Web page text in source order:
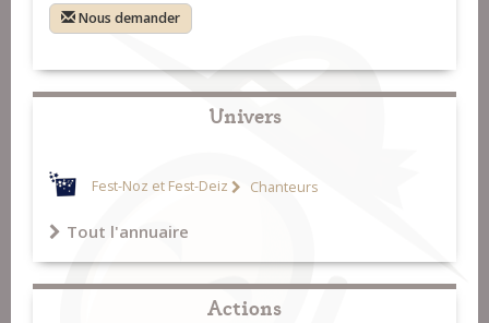
Nous demander
Univers
Fest-Noz et Fest-Deiz Chanteurs
Tout l'annuaire
Actions